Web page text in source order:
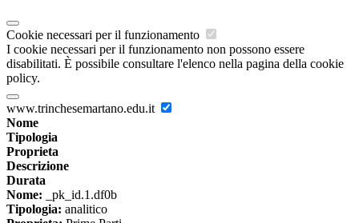
Cookie necessari per il funzionamento
I cookie necessari per il funzionamento non possono essere
disabilitati. È possibile consultare l'elenco nella pagina della cookie
policy.
www.trinchesemartano.edu.it
Nome
Tipologia
Proprieta
Descrizione
Durata
Nome: _pk_id.1.df0b
Tipologia: analitico